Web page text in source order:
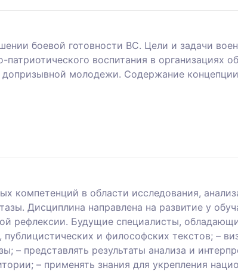
боевой готовности ВС. Цели и задачи
воспитания в организациях
допризывной молодежи. Содержание
компетенций в области исследования,
Дисциплина направлена на развитие у
рефлексии. Будущие специалисты,
и философских текстов; –
представлять результаты анализа и
– применять знания для укрепления